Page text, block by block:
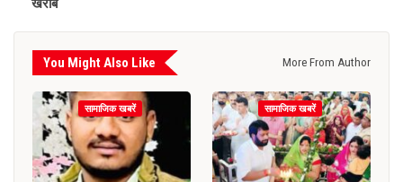
खराब
You Might Also Like More From Author
सामाजिक खबरें सामाजिक खबरें